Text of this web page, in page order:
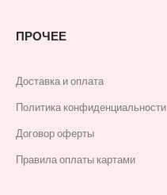
ПРОЧЕЕ
Доставка и оплата
Политика конфиденциальности
Договор оферты
Правила оплаты картами